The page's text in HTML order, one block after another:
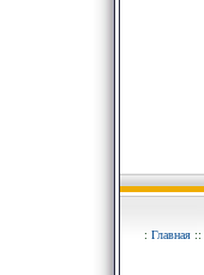
: Главная ::